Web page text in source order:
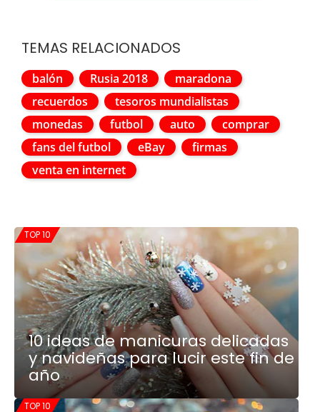
TEMAS RELACIONADOS
balón Rusia 2018
maradona
recuerdos
tesoros mundialistas
monedas
futbol auto
comprar
fans del futbol
eBay
firmas
venta en internet
TOP 10
10 ideas de manicuras delicadas
y navideñas para lucir este fin de
año
TOP 10